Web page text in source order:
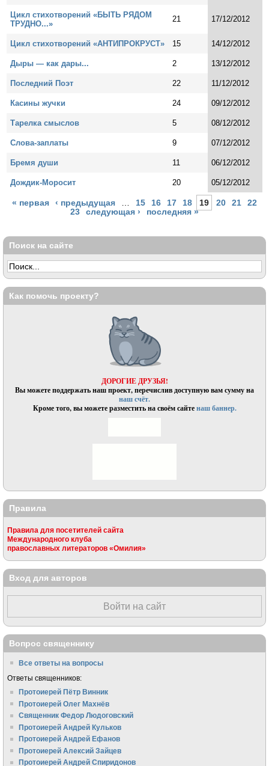
Цикл стихотворений «БЫТЬ РЯДОМ
ТРУДНО...»
21 17/12/2012
Цикл стихотворений «АНТИПРОКРУСТ» 15 14/12/2012
Дыры — как дары... 2 13/12/2012
Последний Поэт 22 11/12/2012
Касины жучки 24 09/12/2012
Тарелка смыслов 5 08/12/2012
Слова-заплаты 9 07/12/2012
Бремя души 11 06/12/2012
Дождик-Моросит 20 05/12/2012
Страницы
« первая ‹ предыдущая 15 16 17 18 19 20 21
22
23
следующая › последняя »
Поиск на сайте
Как помочь проекту?
ДОРОГИЕ ДРУЗЬЯ!
Вы можете поддержать наш проект, перечислив доступную вам сумму на
наш счёт.
Кроме того, вы можете разместить на своём сайтенаш баннер.
Правила
Правила для посетителей сайта
Международного клуба
православных литераторов «Омилия»
Вход для авторов
Войти на сайт
Вопрос священнику
Все ответы на вопросы
Ответы священников:
Протоиерей Пётр Винник
Протоиерей Олег Махнёв
Священник Федор Людоговский
Протоиерей Андрей Кульков
Протоиерей Андрей Ефанов
Протоиерей Алексий Зайцев
Протоиерей Андрей Спиридонов